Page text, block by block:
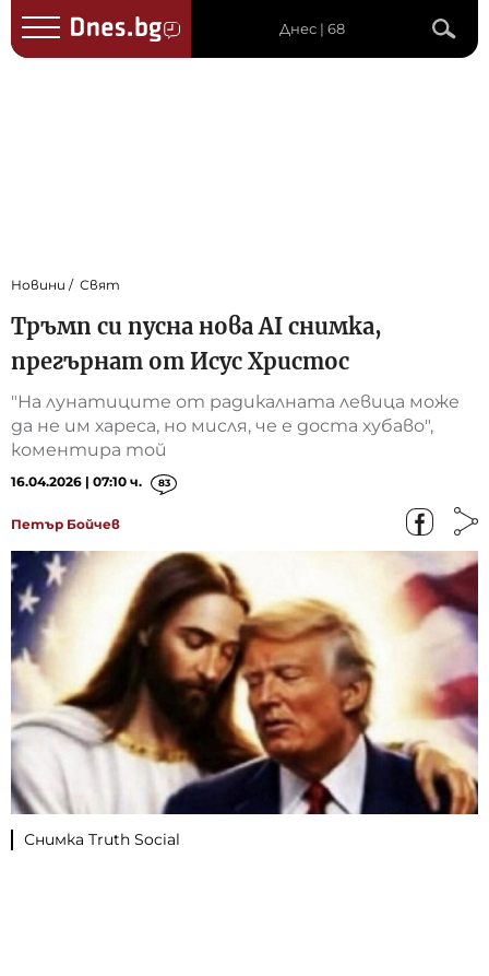
Днес | 68
Новини Свят
Тръмп си пусна нова AI снимка,
прегърнат от Исус Христос
"На лунатиците от радикалната левица може
да не им хареса, но мисля, че е доста хубаво",
коментира той
16.04.2026 | 07:10 ч. 83
Петър Бойчев
Снимка Truth Social